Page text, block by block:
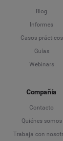
Blog
Informes
Casos prácticos
Guías
Webinars
Compañía
Contacto
Quiénes somos
Trabaja con